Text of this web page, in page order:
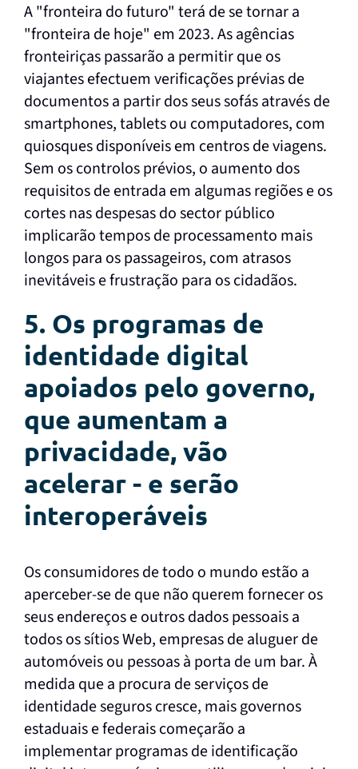
A "fronteira do futuro" terá de se tornar a
"fronteira de hoje" em 2023. As agências
fronteiriças passarão a permitir que os
viajantes efectuem verificações prévias de
documentos a partir dos seus sofás através de
smartphones, tablets ou computadores, com
quiosques disponíveis em centros de viagens.
Sem os controlos prévios, o aumento dos
requisitos de entrada em algumas regiões e os
cortes nas despesas do sector público
implicarão tempos de processamento mais
longos para os passageiros, com atrasos
inevitáveis e frustração para os cidadãos.
5. Os programas de
identidade digital
apoiados pelo governo,
que aumentam a
privacidade, vão
acelerar - e serão
interoperáveis
Os consumidores de todo o mundo estão a
aperceber-se de que não querem fornecer os
seus endereços e outros dados pessoais a
todos os sítios Web, empresas de aluguer de
automóveis ou pessoas à porta de um bar. À
medida que a procura de serviços de
identidade seguros cresce, mais governos
estaduais e federais começarão a
implementar programas de identificação